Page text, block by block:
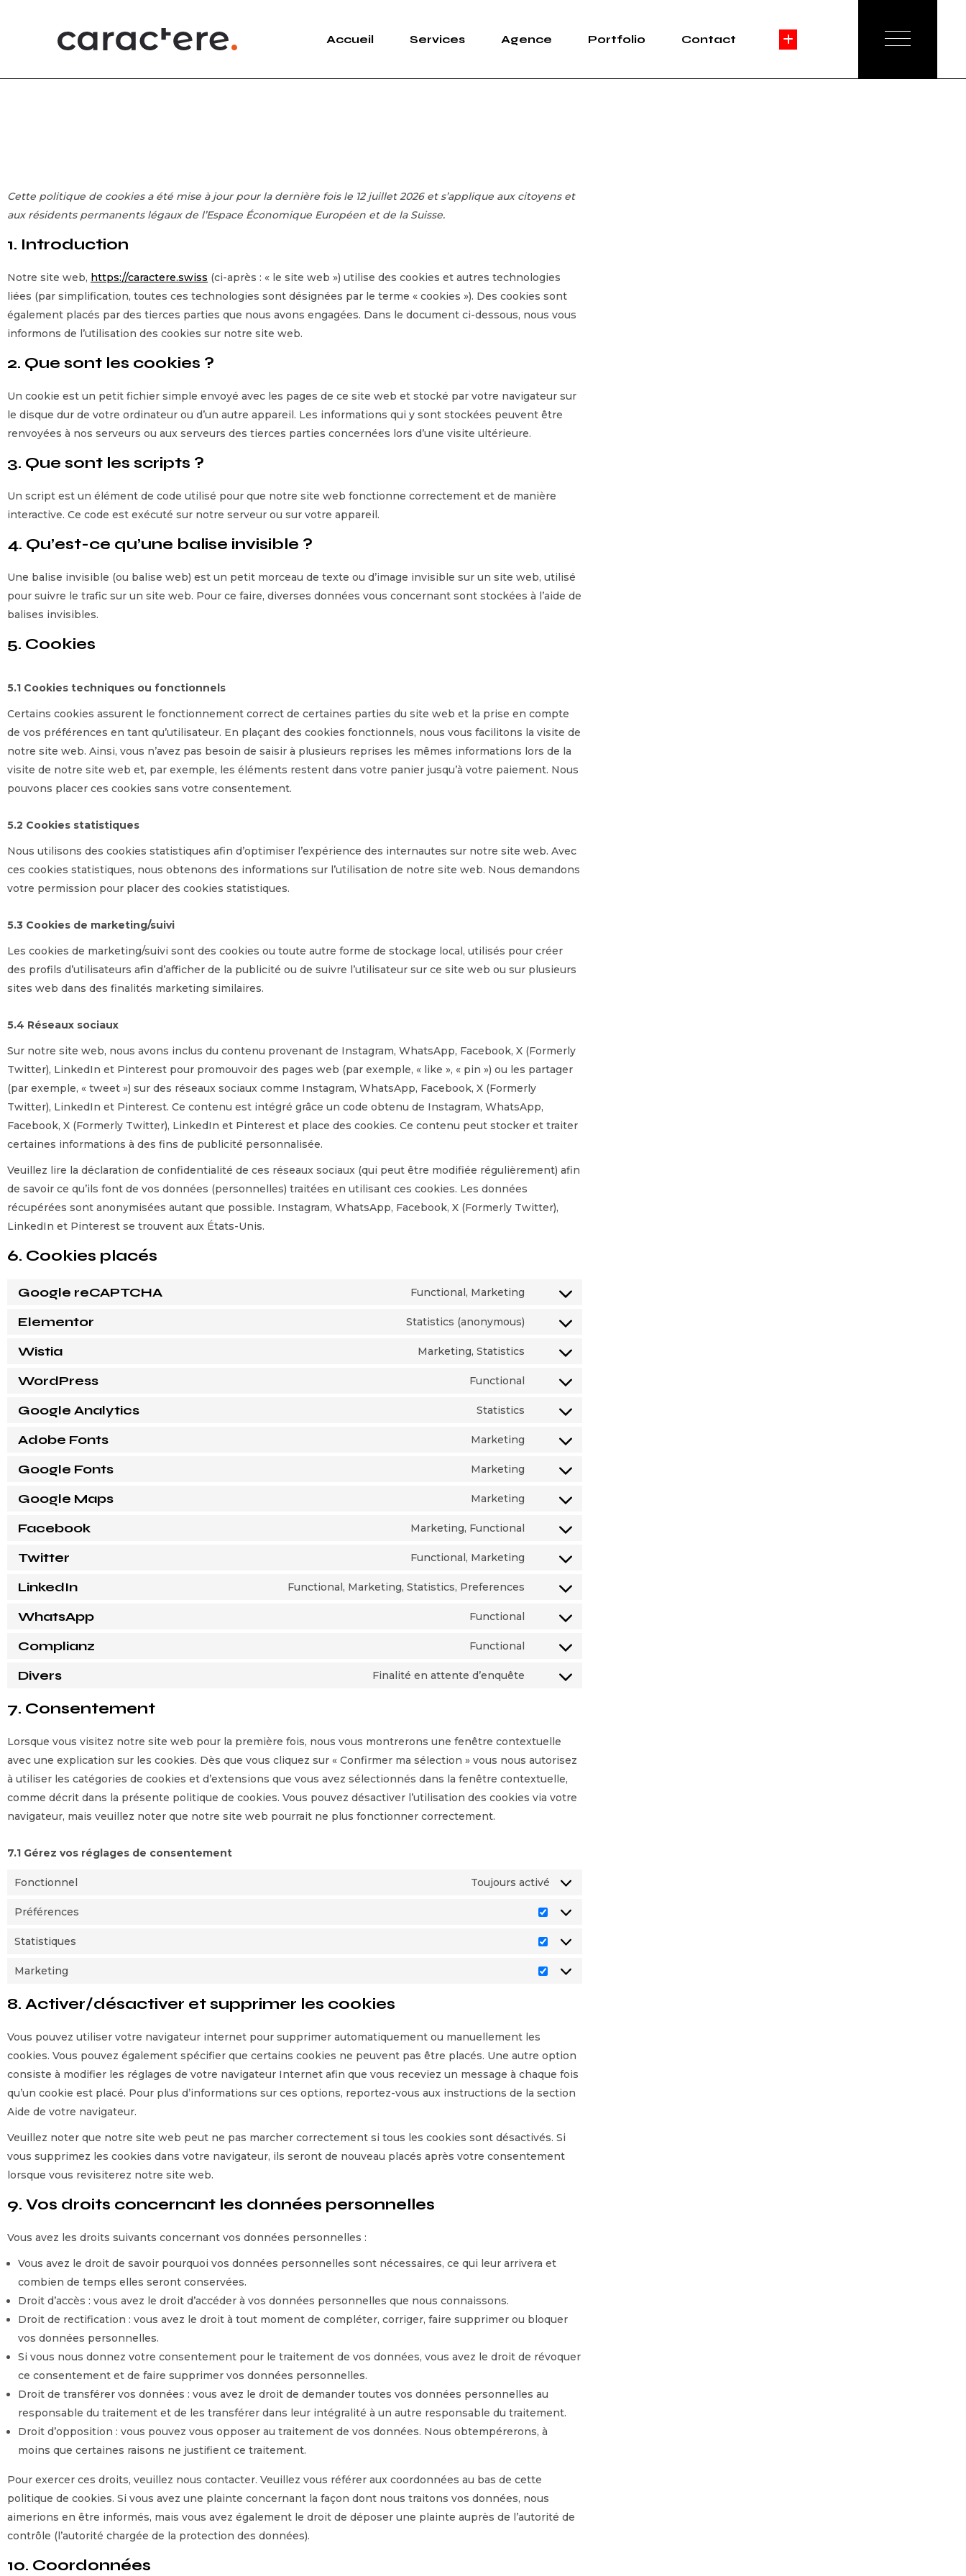
Accueil Services Agence Portfolio Contact
Design
Agence
Cette politique de cookies a été mise à jour pour la dernière fois le 12 juillet 2026 et s’applique aux citoyens et
aux résidents permanents légaux de l’Espace Économique Européen et de la Suisse.
1. Introduction
Notre site web, https://caractere.swiss (ci-après : « le site web ») utilise des cookies et autres technologies
liées (par simplification, toutes ces technologies sont désignées par le terme « cookies »). Des cookies sont
également placés par des tierces parties que nous avons engagées. Dans le document ci-dessous, nous vous
informons de l’utilisation des cookies sur notre site web.
2. Que sont les cookies ?
Un cookie est un petit fichier simple envoyé avec les pages de ce site web et stocké par votre navigateur sur
le disque dur de votre ordinateur ou d’un autre appareil. Les informations qui y sont stockées peuvent être
renvoyées à nos serveurs ou aux serveurs des tierces parties concernées lors d’une visite ultérieure.
3. Que sont les scripts ?
Un script est un élément de code utilisé pour que notre site web fonctionne correctement et de manière
interactive. Ce code est exécuté sur notre serveur ou sur votre appareil.
4. Qu’est-ce qu’une balise invisible ?
Une balise invisible (ou balise web) est un petit morceau de texte ou d’image invisible sur un site web, utilisé
pour suivre le trafic sur un site web. Pour ce faire, diverses données vous concernant sont stockées à l’aide de
balises invisibles.
5. Cookies
5.1 Cookies techniques ou fonctionnels
Certains cookies assurent le fonctionnement correct de certaines parties du site web et la prise en compte
de vos préférences en tant qu’utilisateur. En plaçant des cookies fonctionnels, nous vous facilitons la visite de
notre site web. Ainsi, vous n’avez pas besoin de saisir à plusieurs reprises les mêmes informations lors de la
visite de notre site web et, par exemple, les éléments restent dans votre panier jusqu’à votre paiement. Nous
pouvons placer ces cookies sans votre consentement.
5.2 Cookies statistiques
Nous utilisons des cookies statistiques afin d’optimiser l’expérience des internautes sur notre site web. Avec
ces cookies statistiques, nous obtenons des informations sur l’utilisation de notre site web. Nous demandons
votre permission pour placer des cookies statistiques.
5.3 Cookies de marketing/suivi
Les cookies de marketing/suivi sont des cookies ou toute autre forme de stockage local, utilisés pour créer
des profils d’utilisateurs afin d’afficher de la publicité ou de suivre l’utilisateur sur ce site web ou sur plusieurs
sites web dans des finalités marketing similaires.
5.4 Réseaux sociaux
Sur notre site web, nous avons inclus du contenu provenant de Instagram, WhatsApp, Facebook, X (Formerly
Twitter), LinkedIn et Pinterest pour promouvoir des pages web (par exemple, « like », « pin ») ou les partager
(par exemple, « tweet ») sur des réseaux sociaux comme Instagram, WhatsApp, Facebook, X (Formerly
Twitter), LinkedIn et Pinterest. Ce contenu est intégré grâce un code obtenu de Instagram, WhatsApp,
Facebook, X (Formerly Twitter), LinkedIn et Pinterest et place des cookies. Ce contenu peut stocker et traiter
certaines informations à des fins de publicité personnalisée.
Veuillez lire la déclaration de confidentialité de ces réseaux sociaux (qui peut être modifiée régulièrement) afin
de savoir ce qu’ils font de vos données (personnelles) traitées en utilisant ces cookies. Les données
récupérées sont anonymisées autant que possible. Instagram, WhatsApp, Facebook, X (Formerly Twitter),
LinkedIn et Pinterest se trouvent aux États-Unis.
6. Cookies placés
Google reCAPTCHA Functional, Marketing
Elementor Statistics (anonymous)
Wistia Marketing, Statistics
WordPress Functional
Google Analytics Statistics
Adobe Fonts Marketing
Google Fonts Marketing
Google Maps Marketing
Facebook Marketing, Functional
Twitter Functional, Marketing
LinkedIn Functional, Marketing, Statistics, Preferences
WhatsApp Functional
Complianz Functional
Divers Finalité en attente d’enquête
7. Consentement
Lorsque vous visitez notre site web pour la première fois, nous vous montrerons une fenêtre contextuelle
avec une explication sur les cookies. Dès que vous cliquez sur « Confirmer ma sélection » vous nous autorisez
à utiliser les catégories de cookies et d’extensions que vous avez sélectionnés dans la fenêtre contextuelle,
comme décrit dans la présente politique de cookies. Vous pouvez désactiver l’utilisation des cookies via votre
navigateur, mais veuillez noter que notre site web pourrait ne plus fonctionner correctement.
7.1 Gérez vos réglages de consentement
Fonctionnel Toujours activé
Préférences
Statistiques
Marketing
8. Activer/désactiver et supprimer les cookies
Vous pouvez utiliser votre navigateur internet pour supprimer automatiquement ou manuellement les
cookies. Vous pouvez également spécifier que certains cookies ne peuvent pas être placés. Une autre option
consiste à modifier les réglages de votre navigateur Internet afin que vous receviez un message à chaque fois
qu’un cookie est placé. Pour plus d’informations sur ces options, reportez-vous aux instructions de la section
Aide de votre navigateur.
Veuillez noter que notre site web peut ne pas marcher correctement si tous les cookies sont désactivés. Si
vous supprimez les cookies dans votre navigateur, ils seront de nouveau placés après votre consentement
lorsque vous revisiterez notre site web.
9. Vos droits concernant les données personnelles
Vous avez les droits suivants concernant vos données personnelles :
Vous avez le droit de savoir pourquoi vos données personnelles sont nécessaires, ce qui leur arrivera et
combien de temps elles seront conservées.
Droit d’accès : vous avez le droit d’accéder à vos données personnelles que nous connaissons.
Droit de rectification : vous avez le droit à tout moment de compléter, corriger, faire supprimer ou bloquer
vos données personnelles.
Si vous nous donnez votre consentement pour le traitement de vos données, vous avez le droit de révoquer
ce consentement et de faire supprimer vos données personnelles.
Droit de transférer vos données : vous avez le droit de demander toutes vos données personnelles au
responsable du traitement et de les transférer dans leur intégralité à un autre responsable du traitement.
Droit d’opposition : vous pouvez vous opposer au traitement de vos données. Nous obtempérerons, à
moins que certaines raisons ne justifient ce traitement.
Pour exercer ces droits, veuillez nous contacter. Veuillez vous référer aux coordonnées au bas de cette
politique de cookies. Si vous avez une plainte concernant la façon dont nous traitons vos données, nous
aimerions en être informés, mais vous avez également le droit de déposer une plainte auprès de l’autorité de
contrôle (l’autorité chargée de la protection des données).
10. Coordonnées